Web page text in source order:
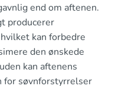
end om aftenen.
producerer
kan forbedre
den ønskede
kan aftenens
for søvnforstyrrelser